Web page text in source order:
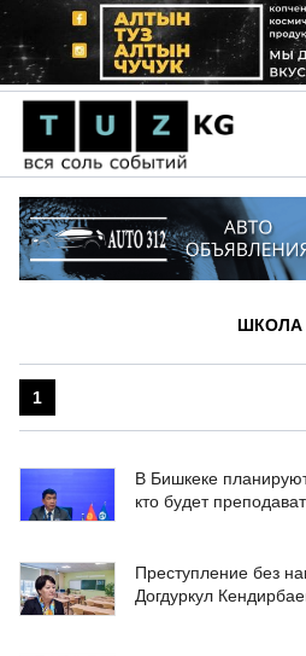
ШКОЛА
1
В Бишкеке
кто будет
Преступление без
Догдуркул